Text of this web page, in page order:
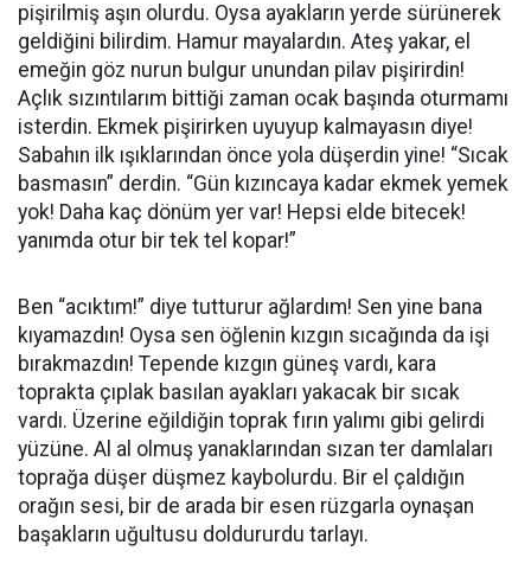
pişirilmiş aşın olurdu. Oysa ayakların yerde sürünerek
geldiğini bilirdim. Hamur mayalardın. Ateş yakar, el
emeğin göz nurun bulgur unundan pilav pişirirdin!
Açlık sızıntılarım bittiği zaman ocak başında oturmamı
isterdin. Ekmek pişirirken uyuyup kalmayasın diye!
Sabahın ilk ışıklarından önce yola düşerdin yine! “Sıcak
basmasın” derdin. “Gün kızıncaya kadar ekmek yemek
yok! Daha kaç dönüm yer var! Hepsi elde bitecek!
yanımda otur bir tek tel kopar!”
Ben “acıktım!” diye tutturur ağlardım! Sen yine bana
kıyamazdın! Oysa sen öğlenin kızgın sıcağında da işi
bırakmazdın! Tepende kızgın güneş vardı, kara
toprakta çıplak basılan ayakları yakacak bir sıcak
vardı. Üzerine eğildiğin toprak fırın yalımı gibi gelirdi
yüzüne. Al al olmuş yanaklarından sızan ter damlaları
toprağa düşer düşmez kaybolurdu. Bir el çaldığın
orağın sesi, bir de arada bir esen rüzgarla oynaşan
başakların uğultusu doldururdu tarlayı.